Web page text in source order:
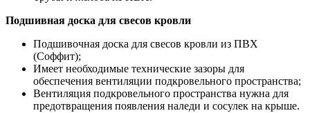
Подшивная доска для свесов кровли
Подшивочная доска для свесов кровли из ПВХ
(Соффит);
Имеет необходимые технические зазоры для
обеспечения вентиляции подкровельного пространства;
Вентиляция подкровельного пространства нужна для
предотвращения появления наледи и сосулек на крыше.